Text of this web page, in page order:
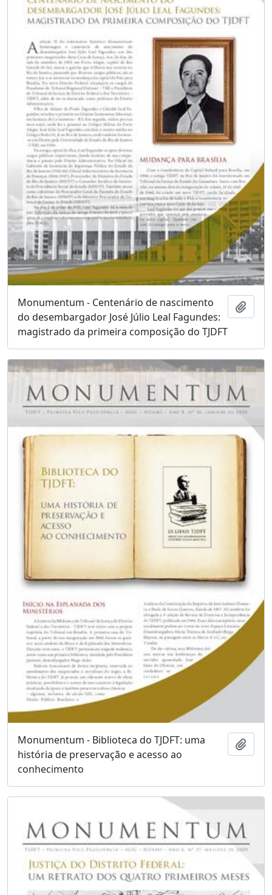
Monumentum - Centenário de nascimento
do desembargador José Júlio Leal Fagundes:
magistrado da primeira composição do TJDFT
Monumentum - Biblioteca do TJDFT: uma
história de preservação e acesso ao
conhecimento